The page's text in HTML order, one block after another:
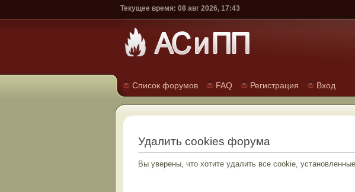
Текущее время: 08 авг 2026, 17:43
Список форумов FAQ Регистрация Вход
Удалить cookies форума
Вы уверены, что хотите удалить все cookie,